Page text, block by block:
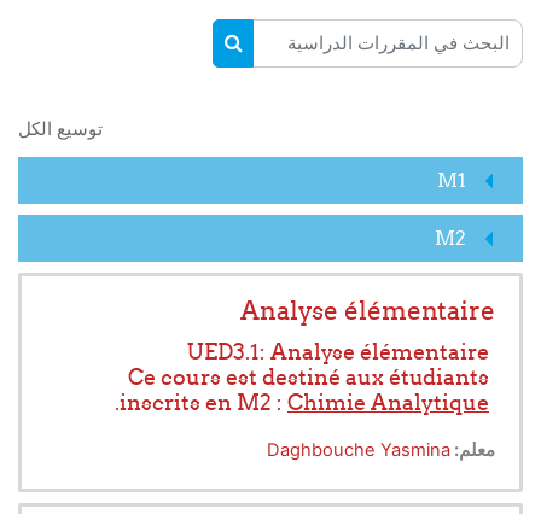
البحث في المقررات الدراسية
البحث في المقررات الدراسية
توسيع الكل
M1
M2
Analyse élémentaire
UED3.1: Analyse élémentaire
Ce cours est destiné aux étudiants
inscrits en M2 : Chimie Analytique
.
La spectroscopie atomique comprend plusieurs
techniques analytiques utilisées pour déterminer la
composition élémentaire d'un échantillon en
معلم: Daghbouche Yasmina